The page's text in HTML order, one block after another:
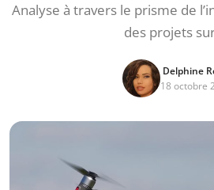
Analyse à travers le prisme de
des projets
Delphine
18 octobre